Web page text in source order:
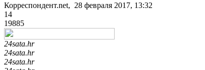
Корреспондент.net, 28 февраля 2017, 13:32
14
19885
24sata.hr
24sata.hr
24sata.hr